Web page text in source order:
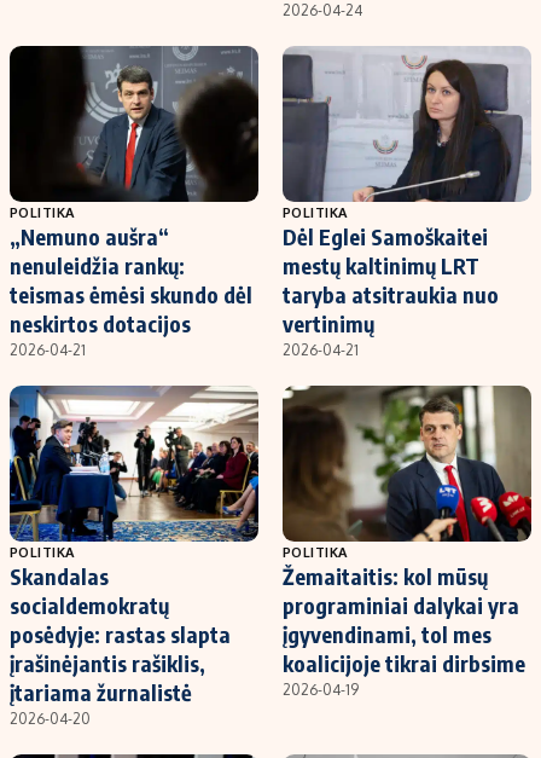
2026-04-24
POLITIKA
„Nemuno aušra“
nenuleidžia rankų:
teismas ėmėsi skundo dėl
neskirtos dotacijos
2026-04-21
POLITIKA
Dėl Eglei Samoškaitei
mestų kaltinimų LRT
taryba atsitraukia nuo
vertinimų
2026-04-21
POLITIKA
Skandalas
socialdemokratų
posėdyje: rastas slapta
įrašinėjantis rašiklis,
įtariama žurnalistė
2026-04-20
POLITIKA
Žemaitaitis: kol mūsų
programiniai dalykai yra
įgyvendinami, tol mes
koalicijoje tikrai dirbsime
2026-04-19